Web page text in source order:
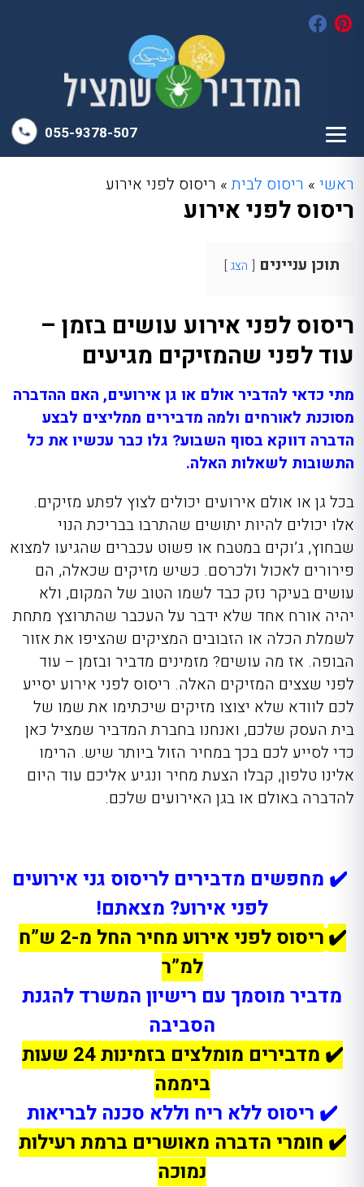
055-9378-507
ראשי » ריסוס לבית» ריסוס לפני אירוע
ריסוס לפני אירוע
תוכן עניינים הצג
ריסוס לפני אירוע עושים בזמן –
עוד לפני שהמזיקים מגיעים
מתי כדאי להדביר אולם או גן אירועים, האם ההדברה
מסוכנת לאורחים ולמה מדבירים ממליצים לבצע
הדברה דווקא בסוף השבוע? גלו כבר עכשיו את כל
התשובות לשאלות האלה.
בכל גן או אולם אירועים יכולים לצוץ לפתע מזיקים.
אלו יכולים להיות יתושים שהתרבו בבריכת הנוי
שבחוץ, ג’וקים במטבח או פשוט עכברים שהגיעו למצוא
פירורים לאכול ולכרסם. כשיש מזיקים שכאלה, הם
עושים בעיקר נזק כבד לשמו הטוב של המקום, ולא
יהיה אורח אחד שלא ידבר על העכבר שהתרוצץ מתחת
לשמלת הכלה או הזבובים המציקים שהציפו את אזור
הבופה. אז מה עושים? מזמינים מדביר ובזמן – עוד
לפני שצצים המזיקים האלה. ריסוס לפני אירוע יסייע
לכם לוודא שלא יצוצו מזיקים שיכתימו את שמו של
בית העסק שלכם, ואנחנו בחברת המדביר שמציל כאן
כדי לסייע לכם בכך במחיר הזול ביותר שיש. הרימו
אלינו טלפון, קבלו הצעת מחיר ונגיע אליכם עוד היום
להדברה באולם או בגן האירועים שלכם.
✔️ מחפשים מדבירים לריסוס גני אירועים
לפני אירוע? מצאתם!
✔️ ריסוס לפני אירוע מחיר
החל מ-2 ש”ח
למ”ר
מדביר מוסמך עם רישיון המשרד להגנת
הסביבה
✔️
מדבירים מומלצים בזמינות 24 שעות
ביממה
✔️ ריסוס ללא ריח וללא סכנה לבריאות
✔️ חומרי הדברה מאושרים ברמת רעילות
נמוכה